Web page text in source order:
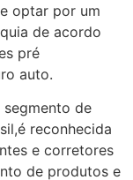
optar por um
de acordo
pré
auto.
de
reconhecida
e corretores
de produtos e